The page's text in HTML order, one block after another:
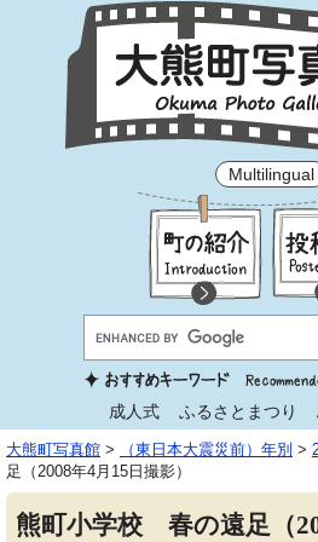
Multilingual
成人式 ふるさとまつり
大熊町写真館 > （東日本大震災前）年別 >
足（2008年4月15日撮影）
熊町小学校 春の遠足（